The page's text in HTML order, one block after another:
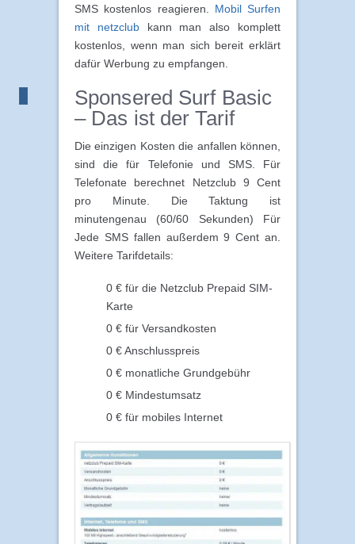
SMS kostenlos reagieren. Mobil Surfen
mit netzclubkann man also komplett
kostenlos, wenn man sich bereit erklärt
dafür Werbung zu empfangen.
Sponsered Surf Basic
– Das ist der Tarif
Die einzigen Kosten die anfallen können,
sind die für Telefonie und SMS. Für
Telefonate berechnet Netzclub 9 Cent
pro Minute. Die Taktung ist
minutengenau (60/60 Sekunden) Für
Jede SMS fallen außerdem 9 Cent an.
Weitere Tarifdetails:
0 € für die Netzclub Prepaid SIM-
Karte
0 € für Versandkosten
0 € Anschlusspreis
0 € monatliche Grundgebühr
0 € Mindestumsatz
0 € für mobiles Internet